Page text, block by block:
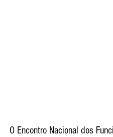
O Encontro Nacional dos